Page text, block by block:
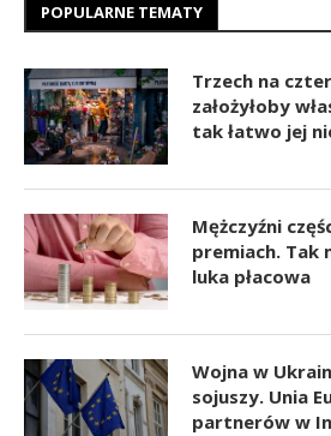
POPULARNE TEMATY
Trzech na
założyłoby
tak łatwo jej
Mężczyźni
premiach. Tak
luka płacowa
Wojna w
sojuszy. Unia
partnerów w